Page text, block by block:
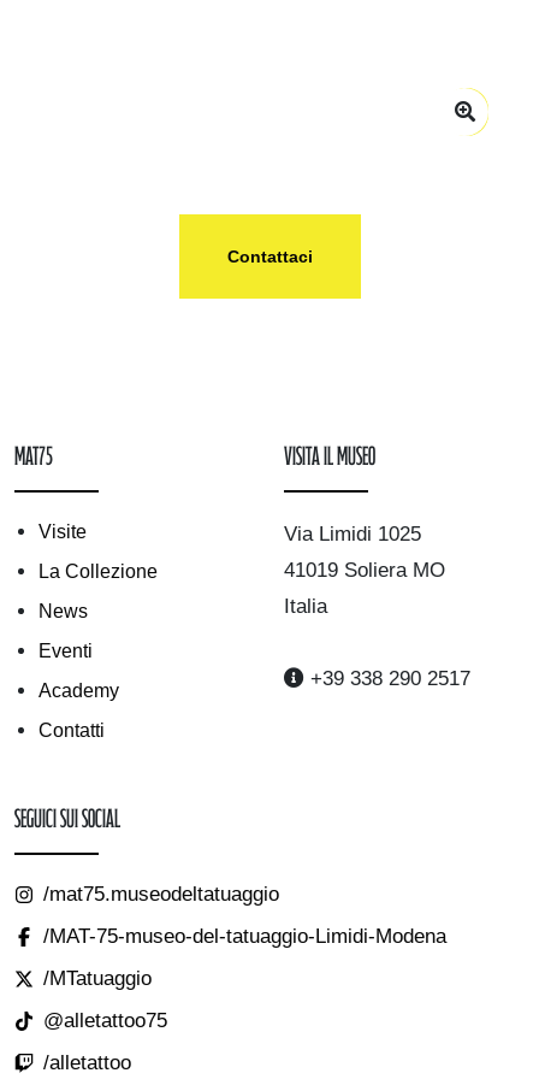
Zoom
Contattaci
mAT75
Visite
La Collezione
News
Eventi
Academy
Contatti
Visita il museo
Via Limidi 1025
41019 Soliera MO
Italia
+39 338 290 2517
Seguici sui Social
/mat75.museodeltatuaggio
/MAT-75-museo-del-tatuaggio-Limidi-Modena
/MTatuaggio
@alletattoo75
/alletattoo